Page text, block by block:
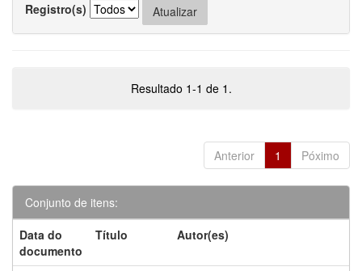
Registro(s)
Resultado 1-1 de 1.
Anterior 1 Póximo
Conjunto de itens:
Data do
documento
Título Autor(es)